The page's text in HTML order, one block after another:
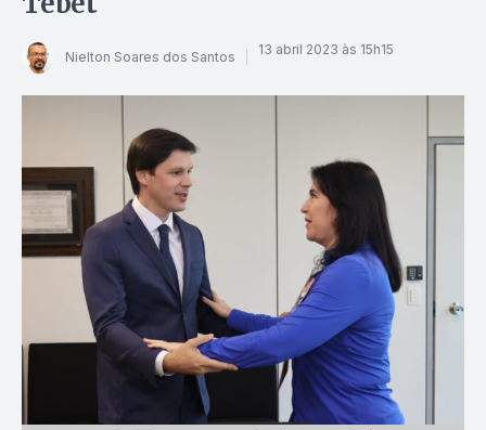
Nielton Soares dos Santos 13 abril 2023 às 15h15